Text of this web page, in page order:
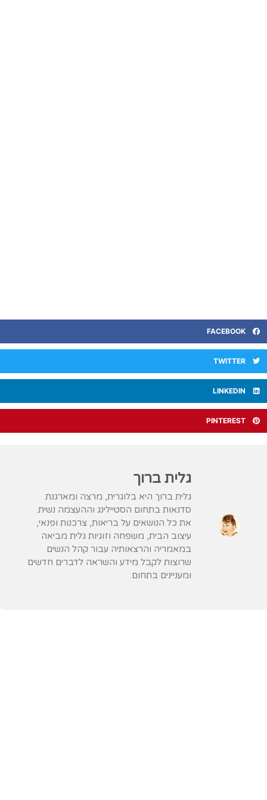
FACEBOOK
TWITTER
LINKEDIN
PINTEREST
גלית ברוך
גלית ברוך היא בלוגרית, מרצה ומארגנת
סדנאות בתחום הסטיילינג וההעצמה נשית.
את כל הנושאים על בריאות, צרכנות ופנאי,
עיצוב הבית, משפחה וזוגיות גלית מביאה
במאמריה והרצאותיה עבור קהל הנשים
שרוצות לקבל מידע והשראה לדברים חדשים
ומעניינים בתחום.